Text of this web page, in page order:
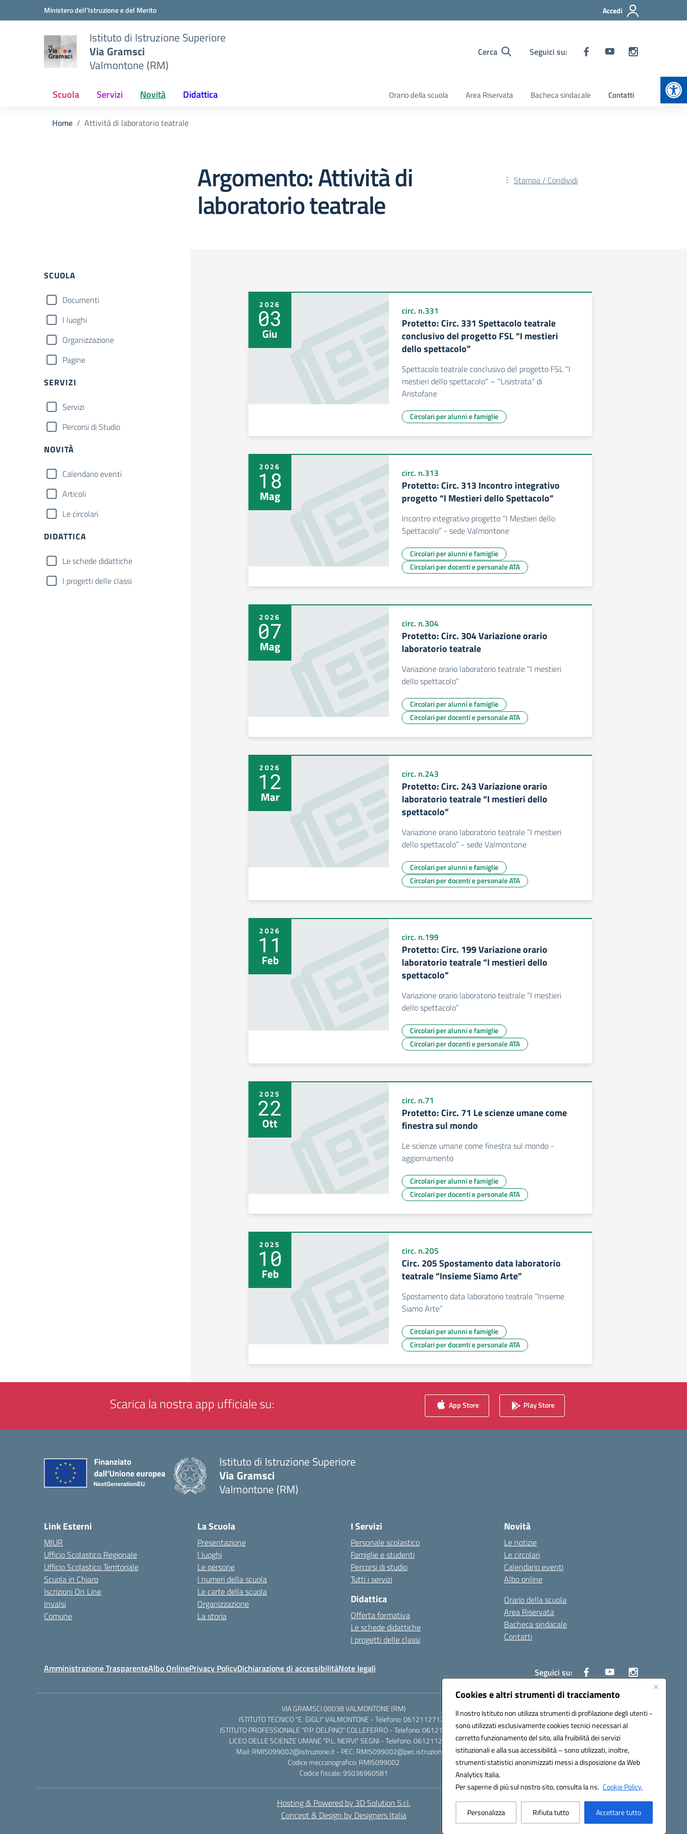
Cookies e altri strumenti di tracciamento
Il nostro Istituto non utilizza strumenti di profilazione degli utenti -
sono utilizzati esclusivamente cookies tecnici necessari al
corretto funzionamento del sito, alla fruibilità dei servizi
istituzionali e alla sua accessibilità – sono utilizzati, inoltre,
strumenti statistici anonimizzati messi a disposizione da Web
Analytics Italia.
Per saperne di più sul nostro sito, consulta la ns. Cookie Policy.
Personalizza Rifiuta tutto Accettare tutto
Vai ai contenuti
Vai al menu di navigazioneMinistero dell'Istruzione e del Merito Accedi
Istituto di Istruzione Superiore
Via Gramsci
Valmontone (RM)
Cerca Seguici su:
Scuola Servizi Novità Didattica Orario della scuola Area Riservata Bacheca sindacale Contatti
Home Attività di laboratorio teatrale
Argomento: Attività di
laboratorio teatrale
Stampa / Condividi
Filtri
SCUOLA
Documenti
I luoghi
Organizzazione
Pagine
SERVIZI
Servizi
Percorsi di Studio
NOVITÀ
Calendario eventi
Articoli
Le circolari
DIDATTICA
Le schede didattiche
I progetti delle classi
2026
03
Giu
circ. n.331
Protetto: Circ. 331 Spettacolo teatrale
conclusivo del progetto FSL “I mestieri
dello spettacolo”
Spettacolo teatrale conclusivo del progetto FSL "I
mestieri dello spettacolo" – "Lisistrata" di
Aristofane
Circolari per alunni e famiglie
2026
18
Mag
circ. n.313
Protetto: Circ. 313 Incontro integrativo
progetto “I Mestieri dello Spettacolo”
Incontro integrativo progetto “I Mestieri dello
Spettacolo” - sede Valmontone
Circolari per alunni e famiglie
Circolari per docenti e personale ATA
2026
07
Mag
circ. n.304
Protetto: Circ. 304 Variazione orario
laboratorio teatrale
Variazione orario laboratorio teatrale "I mestieri
dello spettacolo"
Circolari per alunni e famiglie
Circolari per docenti e personale ATA
2026
12
Mar
circ. n.243
Protetto: Circ. 243 Variazione orario
laboratorio teatrale “I mestieri dello
spettacolo”
Variazione orario laboratorio teatrale “I mestieri
dello spettacolo” - sede Valmontone
Circolari per alunni e famiglie
Circolari per docenti e personale ATA
2026
11
Feb
circ. n.199
Protetto: Circ. 199 Variazione orario
laboratorio teatrale “I mestieri dello
spettacolo”
Variazione orario laboratorio teatrale “I mestieri
dello spettacolo”
Circolari per alunni e famiglie
Circolari per docenti e personale ATA
2025
22
Ott
circ. n.71
Protetto: Circ. 71 Le scienze umane come
finestra sul mondo
Le scienze umane come finestra sul mondo -
aggiornamento
Circolari per alunni e famiglie
Circolari per docenti e personale ATA
2025
10
Feb
circ. n.205
Circ. 205 Spostamento data laboratorio
teatrale “Insieme Siamo Arte”
Spostamento data laboratorio teatrale “Insieme
Siamo Arte”
Circolari per alunni e famiglie
Circolari per docenti e personale ATA
Scarica la nostra app ufficiale su: App Store Play Store
Istituto di Istruzione Superiore
Via Gramsci
Valmontone (RM)
Link Esterni
MIUR
Ufficio Scolastico Regionale
Ufficio Scolastico Territoriale
Scuola in Chiaro
Iscrizioni On Line
Invalsi
Comune
La Scuola
Presentazione
I luoghi
Le persone
I numeri della scuola
Le carte della scuola
Organizzazione
La storia
I Servizi
Personale scolastico
Famiglie e studenti
Percorsi di studio
Tutti i servizi
Didattica
Offerta formativa
Le schede didattiche
I progetti delle classi
Novità
Le notizie
Le circolari
Calendario eventi
Albo online
Orario della scuola
Area Riservata
Bacheca sindacale
Contatti
Amministrazione TrasparenteAlbo OnlinePrivacy PolicyDichiarazione di accessibilitàNote legali Seguici su:
VIA GRAMSCI 00038 VALMONTONE (RM)
ISTITUTO TECNICO "E. GIGLI" VALMONTONE - Telefono: 06121127125
ISTITUTO PROFESSIONALE "P.P. DELFINO" COLLEFERRO - Telefono: 06121126825
LICEO DELLE SCIENZE UMANE "P.L. NERVI" SEGNI - Telefono: 06121126845
Mail: RMIS099002@istruzione.it - PEC: RMIS099002@pec.istruzione.it
Codice meccanografico: RMIS099002
Codice fiscale: 95036960581
Hosting & Powered by 3D Solution S.r.l.
Concept & Design by Designers Italia